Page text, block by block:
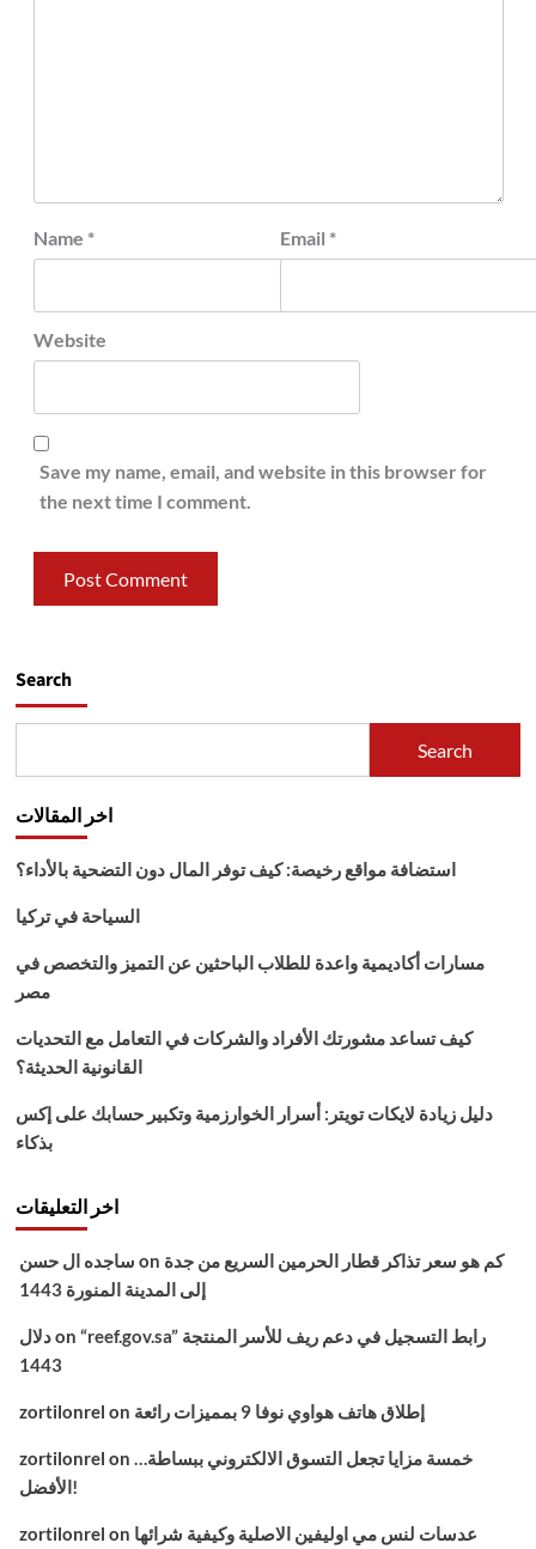
Name * Email *
Website
Save my name, email, and website in this browser for
the next time I comment.
Search
Search
اخر المقالات
استضافة مواقع رخيصة: كيف توفر المال دون التضحية بالأداء؟
السياحة في تركيا
مسارات أكاديمية واعدة للطلاب الباحثين عن التميز والتخصص في
مصر
كيف تساعد مشورتك الأفراد والشركات في التعامل مع التحديات
القانونية الحديثة؟
دليل زيادة لايكات تويتر: أسرار الخوارزمية وتكبير حسابك على إكس
بذكاء
اخر التعليقات
ساجده ال حسن on كم هو سعر تذاكر قطار الحرمين السريع من جدة
إلى المدينة المنورة 1443
دلالon “reef.gov.sa” رابط التسجيل في دعم ريف للأسر المنتجة
1443
zortilonrel on إطلاق هاتف هواوي نوفا 9 بمميزات رائعة
zortilonrel on خمسة مزايا تجعل التسوق الالكتروني ببساطة…
الأفضل!
zortilonrel on عدسات لنس مي اوليفين الاصلية وكيفية شرائها